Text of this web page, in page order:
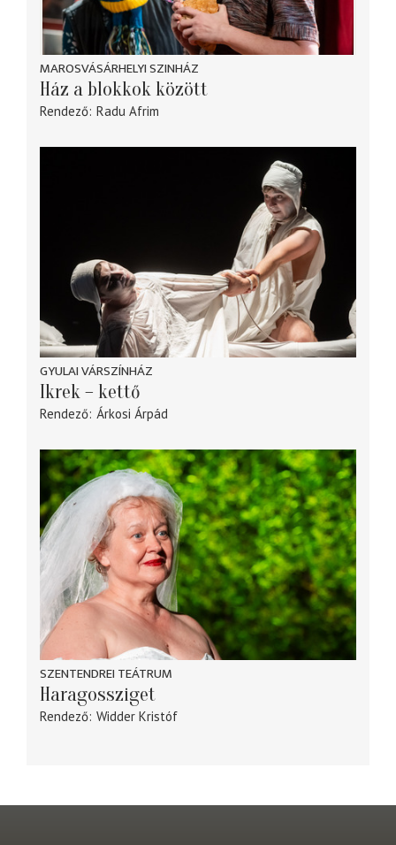
MAROSVÁSÁRHELYI SZINHÁZ
Ház a blokkok között
Rendező Radu Afrim
GYULAI VÁRSZÍNHÁZ
Ikrek – kettő
Rendező Árkosi Árpád
SZENTENDREI TEÁTRUM
Haragossziget
Rendező Widder Kristóf